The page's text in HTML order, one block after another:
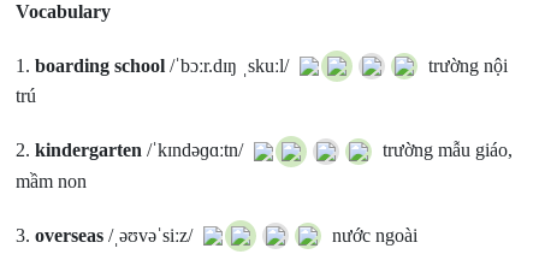
Vocabulary
1.boarding school /ˈbɔːr.dɪŋ ˌskuːl/
trường nội
trú
2.kindergarten /ˈkɪndəɡɑːtn/
trường mẫu giáo,
mầm non
3.overseas /ˌəʊvəˈsiːz/ nước ngoài